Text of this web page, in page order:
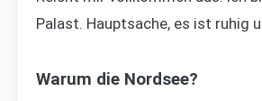
Palast. Hauptsache, es ist ruhig
Warum die Nordsee?